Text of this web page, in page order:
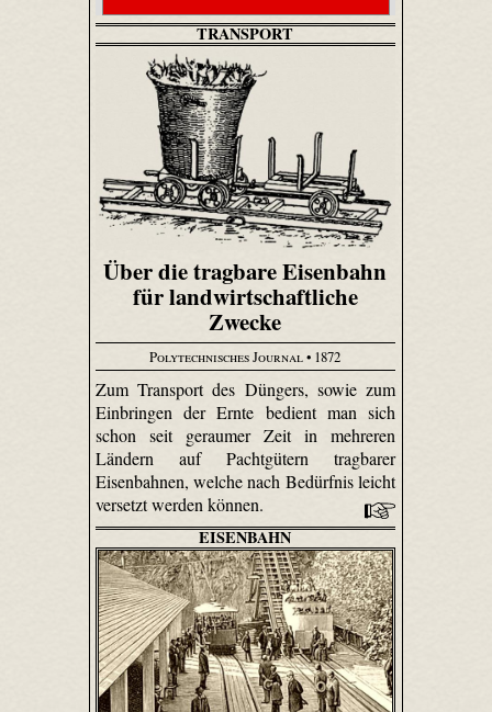
TRANSPORT
Über die tragbare Eisenbahn
für landwirtschaftliche
Zwecke
Polytechnisches Journal• 1872
Zum Transport des Düngers, sowie zum
Einbringen der Ernte bedient man sich
schon seit geraumer Zeit in mehreren
Ländern auf Pachtgütern tragbarer
Eisenbahnen, welche nach Bedürfnis leicht
versetzt werden können.
EISENBAHN